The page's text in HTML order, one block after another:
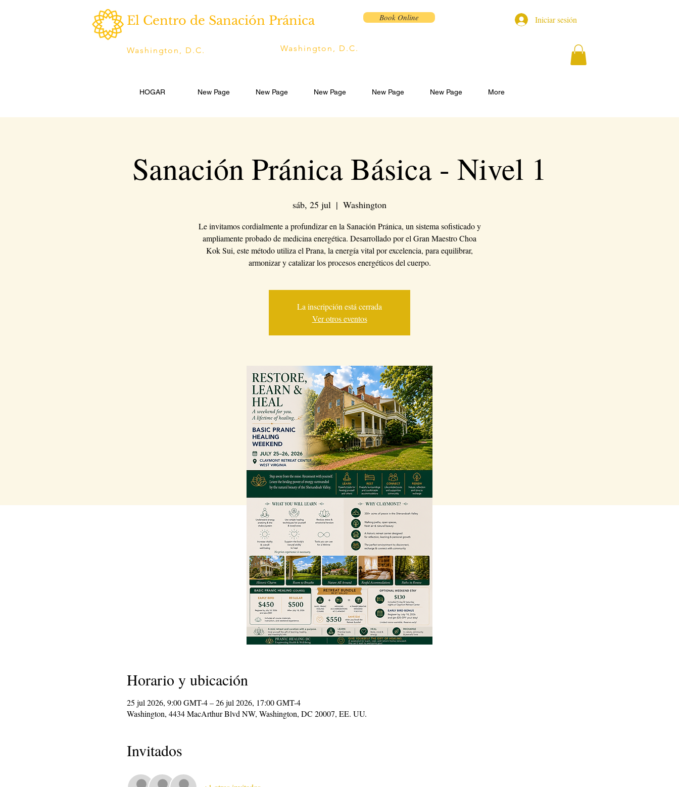
El Centro de Sanación Pránica Book Online Iniciar sesión
Washington, D.C. Washington, D.C.
HOGAR New Page New Page New Page New Page New Page More
Sanación Pránica Básica - Nivel 1
sáb, 25 jul
  |
Washington
Le invitamos cordialmente a profundizar en la Sanación Pránica, un sistema sofisticado y
ampliamente probado de medicina energética. Desarrollado por el Gran Maestro Choa
Kok Sui, este método utiliza el Prana, la energía vital por excelencia, para equilibrar,
armonizar y catalizar los procesos energéticos del cuerpo.
La inscripción está cerrada
Ver otros eventos
Horario y ubicación
25 jul 2026, 9:00 GMT-4 – 26 jul 2026, 17:00 GMT-4
Washington, 4434 MacArthur Blvd NW, Washington, DC 20007, EE. UU.
Invitados